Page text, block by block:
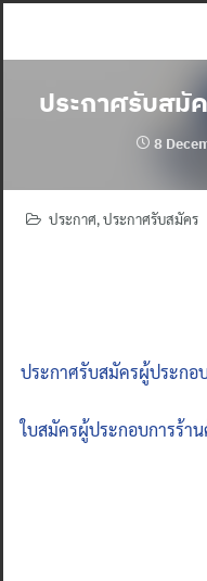
ประกาศรับสมั
8
ประกาศ,ประกาศรับสมัคร
ประกาศรับสมัครผู้ประกอ
ใบสมัครผู้ประกอบการร้าน